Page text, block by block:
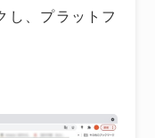
し、プラットフ